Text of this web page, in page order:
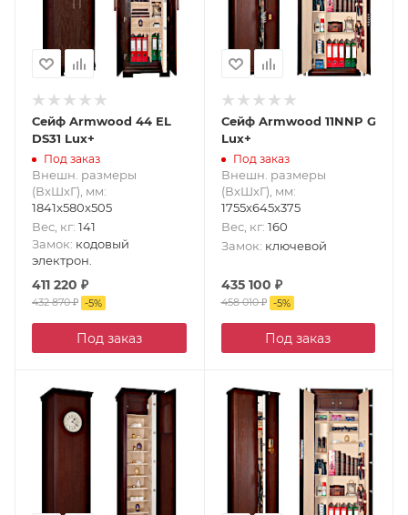
Сейф Armwood 44 EL
DS31 Lux+
Под заказ
Внешн. размеры
(ВxШxГ), мм:
1841x580x505
Вес, кг: 141
Замок: кодовый
электрон.
411 220 ₽
432 870₽ -5%
Под заказ
Сейф Armwood 11NNP G
Lux+
Под заказ
Внешн. размеры
(ВxШxГ), мм:
1755x645x375
Вес, кг: 160
Замок: ключевой
435 100 ₽
458 010₽ -5%
Под заказ